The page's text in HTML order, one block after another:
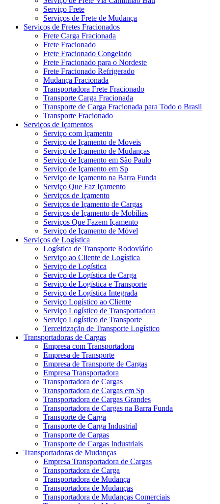
Serviço Frete
Serviços de Frete de Mudança
Serviços de Fretes Fracionados
Frete Carga Fracionada
Frete Fracionado
Frete Fracionado Congelado
Frete Fracionado para o Nordeste
Frete Fracionado Refrigerado
Mudança Fracionada
Transportadora Frete Fracionado
Transporte Carga Fracionada
Transporte de Carga Fracionada para Todo o Brasil
Transporte Fracionado
Serviços de Içamentos
Serviço com Içamento
Serviço de Içamento de Moveis
Serviço de Içamento de Mudanças
Serviço de Içamento em São Paulo
Serviço de Içamento em Sp
Serviço de Içamento na Barra Funda
Serviço Que Faz Içamento
Serviços de Içamento
Serviços de Içamento de Cargas
Serviços de Içamento de Mobílias
Serviços Que Fazem Içamento
Serviço de Içamento de Móvel
Serviços de Logística
Logística de Transporte Rodoviário
Serviço ao Cliente de Logística
Serviço de Logística
Serviço de Logística de Carga
Serviço de Logística e Transporte
Serviço de Logística Integrada
Serviço Logístico ao Cliente
Serviço Logístico de Transportadora
Serviço Logístico de Transporte
Terceirização de Transporte Logístico
Transportadoras de Cargas
Empresa com Transportadora
Empresa de Transporte
Empresa de Transporte de Cargas
Empresa Transportadora
Transportadora de Cargas
Transportadora de Cargas em Sp
Transportadora de Cargas Grandes
Transportadora de Cargas na Barra Funda
Transporte de Carga
Transporte de Carga Industrial
Transporte de Cargas
Transporte de Cargas Industriais
Transportadoras de Mudanças
Empresa Transportadora de Cargas
Transportadora de Carga
Transportadora de Mudança
Transportadora de Mudanças
Transportadora de Mudanças Comerciais